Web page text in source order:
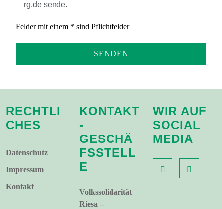
rg.de sende.
Felder mit einem * sind Pflichtfelder
RECHTLI
CHES
Datenschutz
Impressum
Kontakt
KONTAKT
-
GESCHÄ
FSSTELL
E
Volkssolidarität
Riesa –
WIR AUF
SOCIAL
MEDIA